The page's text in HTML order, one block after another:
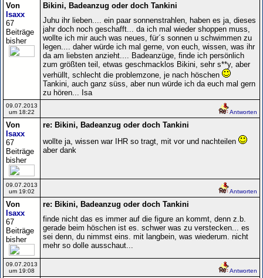
Von
Isaxx
67
Beiträge
bisher
Bikini, Badeanzug oder doch Tankini
Juhu ihr lieben.... ein paar sonnenstrahlen, haben es ja, dieses
jahr doch noch geschafft... da ich mal wieder shoppen muss,
wollte ich mir auch was neues, für´s sonnen u schwimmen zu
legen.... daher würde ich mal gerne, von euch, wissen, was ihr
da am liebsten anzieht.... Badeanzüge, finde ich persönlich
zum größten teil, etwas geschmacklos Bikini, sehr s**y, aber
verhüllt, schlecht die problemzone, je nach höschen
Tankini, auch ganz süss, aber nun würde ich da euch mal gern
zu hören... Isa
09.07.2013
um 18:22
Antworten
Von
Isaxx
67
Beiträge
bisher
re: Bikini, Badeanzug oder doch Tankini
wollte ja, wissen war IHR so tragt, mit vor und nachteilen
aber dank
09.07.2013
um 19:02
Antworten
Von
Isaxx
67
Beiträge
bisher
re: Bikini, Badeanzug oder doch Tankini
finde nicht das es immer auf die figure an kommt, denn z.b.
gerade beim höschen ist es. schwer was zu verstecken... es
sei denn, du nimmst eins. mit langbein, was wiederum. nicht
mehr so dolle ausschaut...
09.07.2013
um 19:08
Antworten